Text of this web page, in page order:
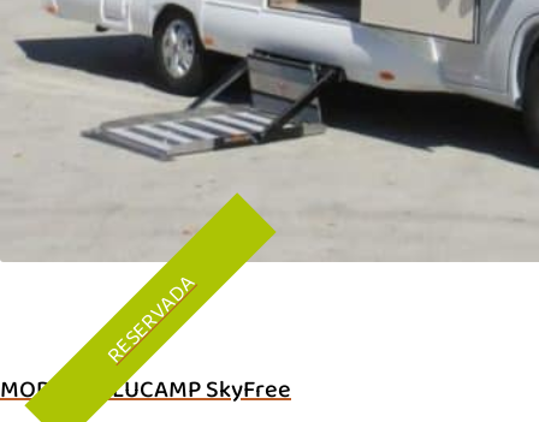
RESERVADA
MODELO BLUCAMP SkyFree